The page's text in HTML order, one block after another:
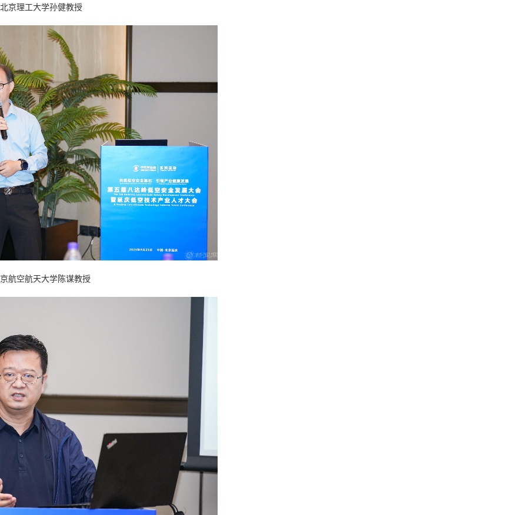
北京理工大学孙健教授
航空航天大学陈谋教授